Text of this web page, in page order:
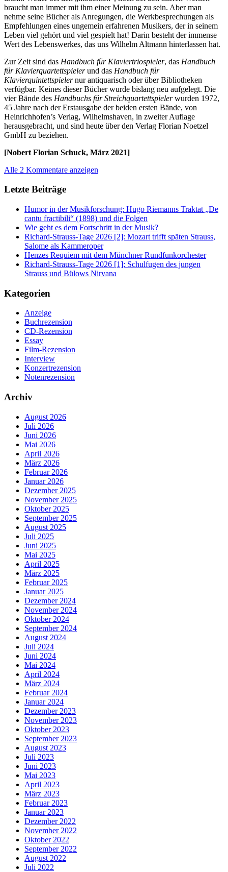
braucht man immer mit ihm einer Meinung zu sein. Aber man
nehme seine Bücher als Anregungen, die Werkbesprechungen als
Empfehlungen eines ungemein erfahrenen Musikers, der in seinem
Leben viel gehört und viel gespielt hat! Darin besteht der immense
Wert des Lebenswerkes, das uns Wilhelm Altmann hinterlassen hat.
Zur Zeit sind das Handbuch für Klaviertriospieler, das Handbuch
für Klavierquartettspielerund das Handbuch für
Klavierquintettspielernur antiquarisch oder über Bibliotheken
verfügbar. Keines dieser Bücher wurde bislang neu aufgelegt. Die
vier Bände des Handbuchs für Streichquartettspielerwurden 1972,
45 Jahre nach der Erstausgabe der beiden ersten Bände, von
Heinrichhofen’s Verlag, Wilhelmshaven, in zweiter Auflage
herausgebracht, und sind heute über den Verlag Florian Noetzel
GmbH zu beziehen.
[Nobert Florian Schuck, März 2021]
Alle 2 Kommentare anzeigen
Letzte Beiträge
Humor in der Musikforschung: Hugo Riemanns Traktat „De
cantu fractibili“ (1898) und die Folgen
Wie geht es dem Fortschritt in der Musik?
Richard-Strauss-Tage 2026 [2]: Mozart trifft späten Strauss,
Salome als Kammeroper
Henzes Requiem mit dem Münchner Rundfunkorchester
Richard-Strauss-Tage 2026 [1]: Schulfugen des jungen
Strauss und Bülows Nirvana
Kategorien
Anzeige
Buchrezension
CD-Rezension
Essay
Film-Rezension
Interview
Konzertrezension
Notenrezension
Archiv
August 2026
Juli 2026
Juni 2026
Mai 2026
April 2026
März 2026
Februar 2026
Januar 2026
Dezember 2025
November 2025
Oktober 2025
September 2025
August 2025
Juli 2025
Juni 2025
Mai 2025
April 2025
März 2025
Februar 2025
Januar 2025
Dezember 2024
November 2024
Oktober 2024
September 2024
August 2024
Juli 2024
Juni 2024
Mai 2024
April 2024
März 2024
Februar 2024
Januar 2024
Dezember 2023
November 2023
Oktober 2023
September 2023
August 2023
Juli 2023
Juni 2023
Mai 2023
April 2023
März 2023
Februar 2023
Januar 2023
Dezember 2022
November 2022
Oktober 2022
September 2022
August 2022
Juli 2022